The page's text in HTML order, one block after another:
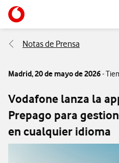
Ir a la pagina principal de
Notas de Prensa
Madrid,20 de mayo de 2026-
Vodafone lanza la
Prepago para
en cualquier idioma